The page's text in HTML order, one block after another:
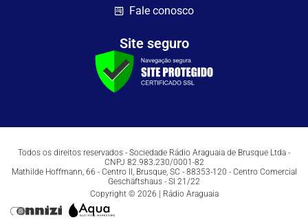
Fale conosco
Site seguro
Todos os direitos reservados - Sociedade Rádio Araguaia de Brusque Ltda -
CNPJ 82.983.230/0001-82
Mathilde Hoffmann, 66 - Centro II, Brusque, SC - 88353-120 - Centro Comercial
Geschäftshaus - Sl 21/22
Copyright © 2026 | Rádio Araguaia